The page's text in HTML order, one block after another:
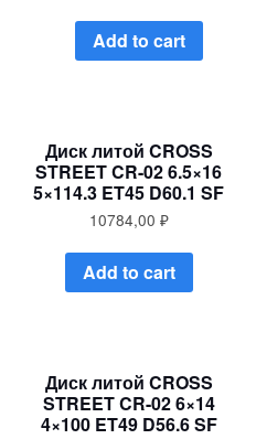
Add to cart
Диск литой CROSS
STREET CR-02 6.5×16
5×114.3 ET45 D60.1 SF
10784,00 ₽
Add to cart
Диск литой CROSS
STREET CR-02 6×14
4×100 ET49 D56.6 SF